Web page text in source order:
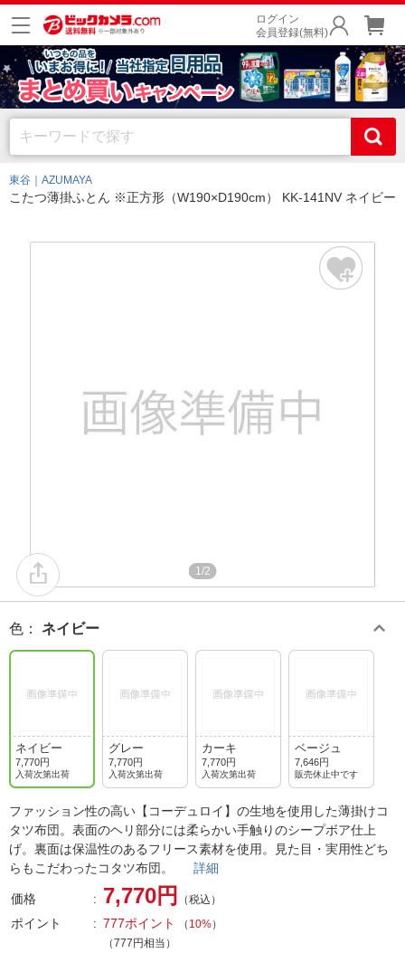
ログイン
会員登録(無料)
東谷｜AZUMAYA
こたつ薄掛ふとん ※正方形（W190×D190cm） KK-141NV ネイビー
1/2
色 ： ネイビー
ネイビー
7,770円
入荷次第出荷
グレー
7,770円
入荷次第出荷
カーキ
7,770円
入荷次第出荷
ベージュ
7,646円
販売休止中です
ファッション性の高い【コーデュロイ】の生地を使用した薄掛けコ
タツ布団。表面のヘリ部分には柔らかい手触りのシープボア仕上
げ。裏面は保温性のあるフリース素材を使用。見た目・実用性どち
らもこだわったコタツ布団。 詳細
価格 7,770円 （税込）
ポイント 777ポイント （ 10%）
（777円相当）